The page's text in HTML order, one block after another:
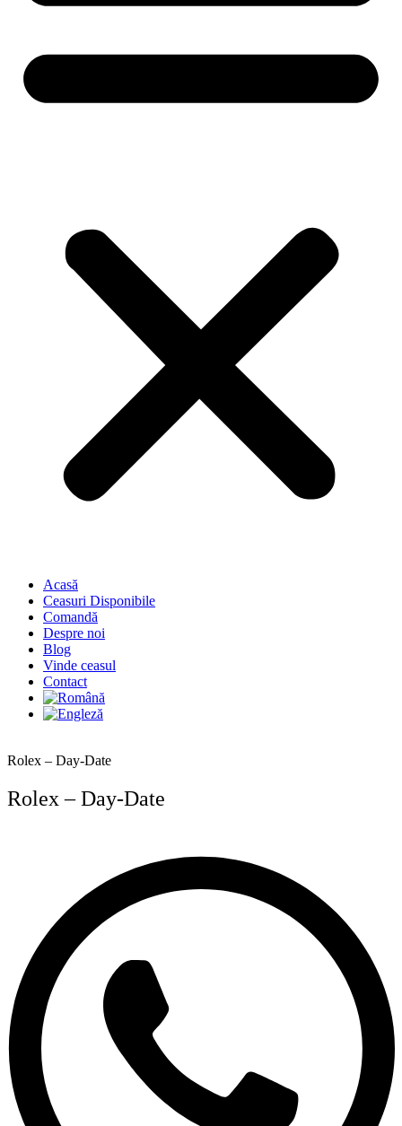
Acasă
Ceasuri Disponibile
Comandă
Despre noi
Blog
Vinde ceasul
Contact
Rolex – Day-Date
Rolex – Day-Date